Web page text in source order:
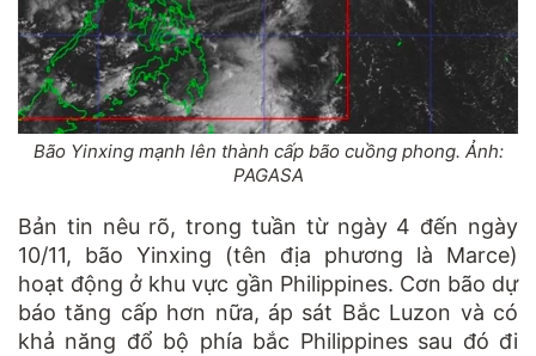
Bão Yinxing mạnh lên thành cấp bão cuồng phong. Ảnh:
PAGASA
Bản tin nêu rõ, trong tuần từ ngày 4 đến ngày
10/11, bão Yinxing (tên địa phương là Marce)
hoạt động ở khu vực gần Philippines. Cơn bão dự
báo tăng cấp hơn nữa, áp sát Bắc Luzon và có
khả năng đổ bộ phía bắc Philippines sau đó đi